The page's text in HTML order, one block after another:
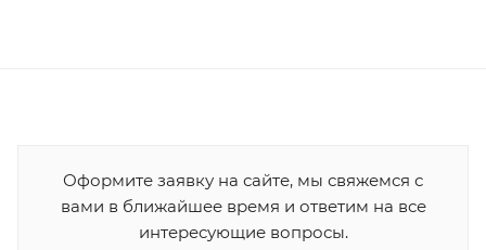
Оформите заявку на сайте, мы свяжемся с
вами в ближайшее время и ответим на все
интересующие вопросы.